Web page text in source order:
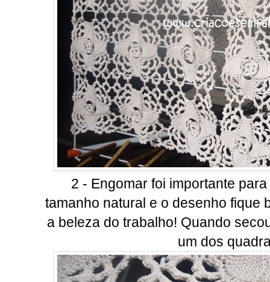
2 - Engomar foi importante
tamanho natural e o desenho fique
a beleza do trabalho! Quando
um dos